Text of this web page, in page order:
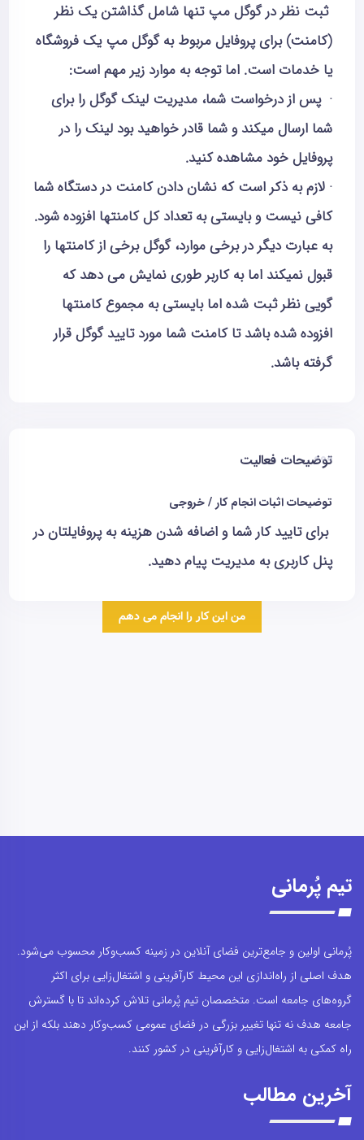
ثبت نظر در گوگل مپ تنها شامل گذاشتن یک نظر
(کامنت) برای پروفایل مربوط به گوگل مپ یک فروشگاه
یا خدمات است. اما توجه به موارد زیر مهم است:
· پس از درخواست شما، مدیریت لینک گوگل را برای
شما ارسال میکند و شما قادر خواهید بود لینک را در
پروفایل خود مشاهده کنید.
· لازم به ذکر است که نشان دادن کامنت در دستگاه شما
کافی نیست و بایستی به تعداد کل کامنتها افزوده شود.
به عبارت دیگر در برخی موارد، گوگل برخی از کامنتها را
قبول نمیکند اما به کاربر طوری نمایش می دهد که
گویی نظر ثبت شده اما بایستی به مجموع کامنتها
افزوده شده باشد تا کامنت شما مورد تایید گوگل قرار
گرفته باشد.
توضیحات فعالیت
توضیحات اثبات انجام کار / خروجی
برای تایید کار شما و اضافه شدن هزینه به پروفایلتان در
پنل کاربری به مدیریت پیام دهید.
تیم پُرمانی
پُرمانی اولین و جامع‌ترین فضای آنلاین در زمینه کسب‌وکار محسوب می‌شود.
هدف اصلی از راه‌اندازی این محیط کارآفرینی و اشتغال‌زایی برای اکثر
گروه‌های جامعه است. متخصصان تیم پُرمانی تلاش کرده‌اند تا با گسترش
جامعه هدف نه تنها تغییر بزرگی در فضای عمومی کسب‌وکار دهند بلکه از این
راه کمکی به اشتغال‌زایی و کارآفرینی در کشور کنند.
آخرین مطالب